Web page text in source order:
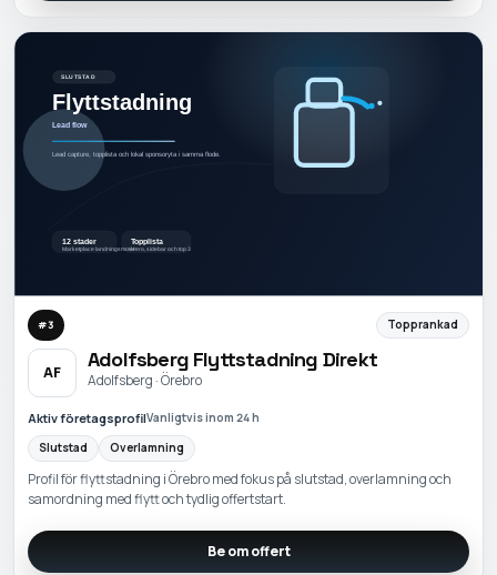
#3 Topprankad
AF
Adolfsberg Flyttstadning Direkt
Adolfsberg · Örebro
Aktiv företagsprofilVanligtvis inom 24 h
Slutstad
Overlamning
Profil för flyttstadning i Örebro med fokus på slutstad, overlamning och
samordning med flytt och tydlig offertstart.
Be om offert